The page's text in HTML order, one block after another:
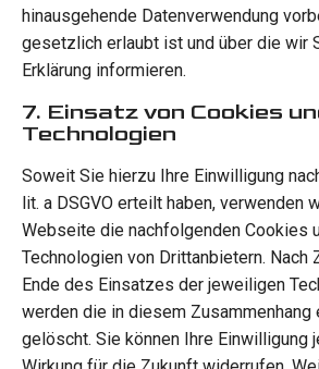
hinausgehende Datenverwendung
gesetzlich erlaubt ist und über die wir
Erklärung informieren.
7. Einsatz von Cookies
Technologien
Soweit Sie hierzu Ihre Einwilligung
lit. a DSGVO erteilt haben, verwenden
Webseite die nachfolgenden Cookies
Technologien von Drittanbietern.
Ende des Einsatzes der jeweiligen
werden die in diesem Zusammenhang
gelöscht. Sie können Ihre Einwilligung